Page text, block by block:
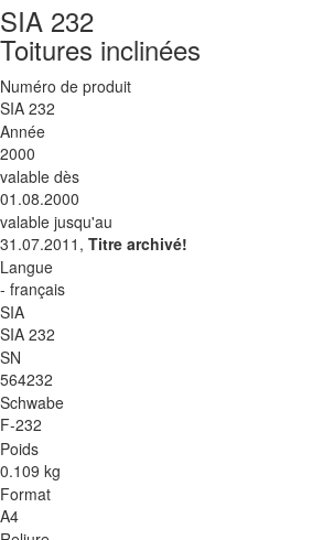
SIA 232
Toitures inclinées
Numéro de produit
SIA 232
Année
2000
valable dès
01.08.2000
valable jusqu'au
31.07.2011, Titre archivé!
Langue
- français
SIA
SIA 232
SN
564232
Schwabe
F-232
Poids
0.109 kg
Format
A4